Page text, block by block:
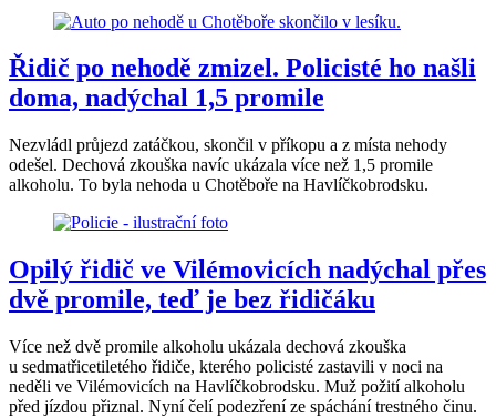
Řidič po nehodě zmizel. Policisté ho našli
doma, nadýchal 1,5 promile
Nezvládl průjezd zatáčkou, skončil v příkopu a z místa nehody
odešel. Dechová zkouška navíc ukázala více než 1,5 promile
alkoholu. To byla nehoda u Chotěboře na Havlíčkobrodsku.
Opilý řidič ve Vilémovicích nadýchal přes
dvě promile, teď je bez řidičáku
Více než dvě promile alkoholu ukázala dechová zkouška
u sedmatřicetiletého řidiče, kterého policisté zastavili v noci na
neděli ve Vilémovicích na Havlíčkobrodsku. Muž požití alkoholu
před jízdou přiznal. Nyní čelí podezření ze spáchání trestného činu.